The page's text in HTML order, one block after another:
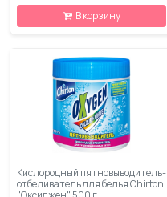
В корзину
Кислородный пятновыводитель-
отбеливатель для белья Chirton